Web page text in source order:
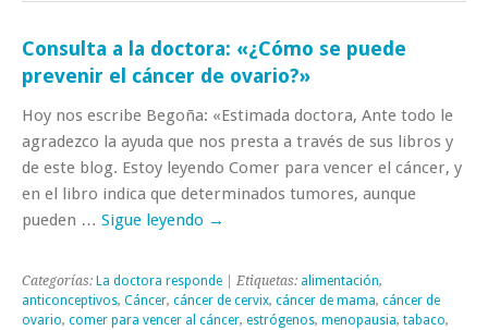
Consulta a la doctora: «¿Cómo se puede
prevenir el cáncer de ovario?»
Hoy nos escribe Begoña: «Estimada doctora, Ante todo le
agradezco la ayuda que nos presta a través de sus libros y
de este blog. Estoy leyendo Comer para vencer el cáncer, y
en el libro indica que determinados tumores, aunque
pueden … Sigue leyendo →
Categorías: La doctora responde | Etiquetas: alimentación,
anticonceptivos, Cáncer, cáncer de cervix, cáncer de mama, cáncer de
ovario, comer para vencer al cáncer, estrógenos, menopausia, tabaco,